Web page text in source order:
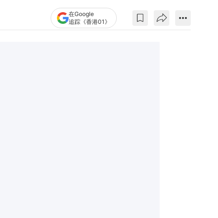
在Google
追踪《香港01》